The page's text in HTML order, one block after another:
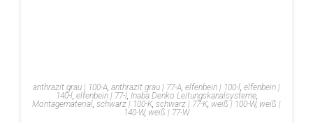
anthrazit grau | 100-A, anthrazit grau | 77-A, elfenbein | 100-l, elfenbein |
140-l, elfenbein | 77-l, Inaba Denko Leitungskanalsysteme,
Montagematerial, schwarz | 100-K, schwarz | 77-K, weiß | 100-W, weiß |
140-W, weiß | 77-W